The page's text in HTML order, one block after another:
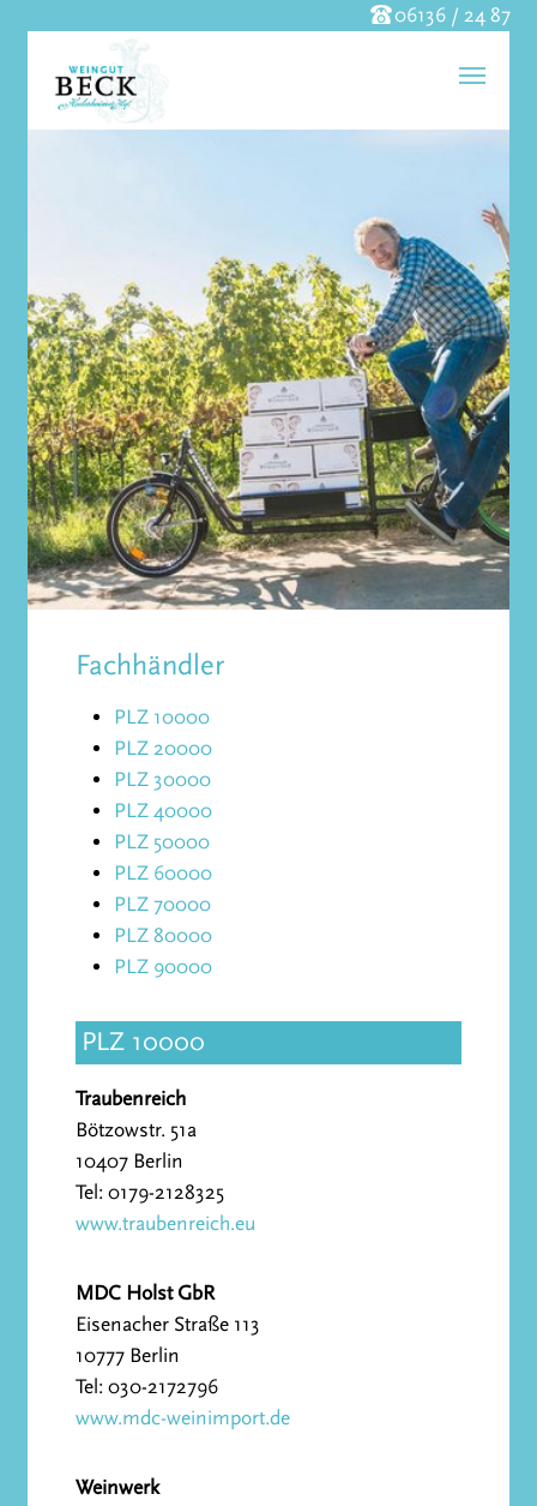
06136 / 24 87
Fachhändler
PLZ 10000
PLZ 20000
PLZ 30000
PLZ 40000
PLZ 50000
PLZ 60000
PLZ 70000
PLZ 80000
PLZ 90000
PLZ 10000
Traubenreich
Bötzowstr. 51a
10407 Berlin
Tel: 0179-2128325
www.traubenreich.eu
MDC Holst GbR
Eisenacher Straße 113
10777 Berlin
Tel: 030-2172796
www.mdc-weinimport.de
Weinwerk